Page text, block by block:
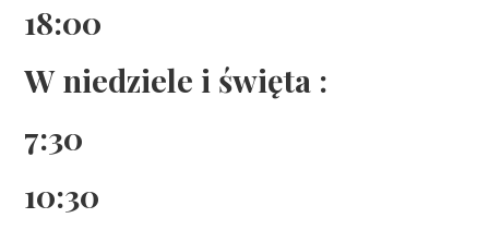
18:00
W niedziele i święta :
7:30
10:30